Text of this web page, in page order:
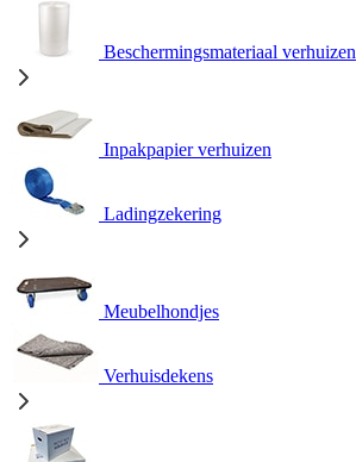
Beschermingsmateriaal verhuizen
Inpakpapier verhuizen
Ladingzekering
Meubelhondjes
Verhuisdekens